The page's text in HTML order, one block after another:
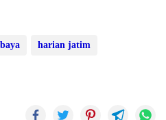
harian jatim